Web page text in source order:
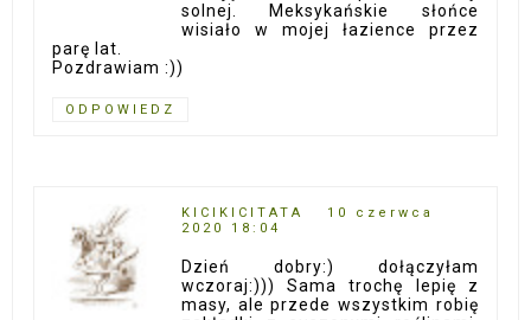
solnej. Meksykańskie słońce
wisiało w mojej łazience przez
parę lat.
Pozdrawiam :))
ODPOWIEDZ
KICIKICITATA
10 czerwca
2020 18:04
Dzień dobry:) dołączyłam
wczoraj:))) Sama trochę lepię z
masy, ale przede wszystkim robię